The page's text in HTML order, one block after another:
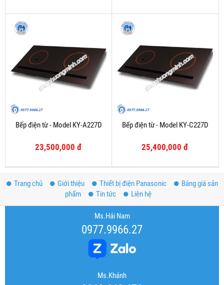
Bếp điện từ - Model KY-A227D
23,500,000 đ
Bếp điện từ - Model KY-C227D
25,400,000 đ
Trang chủ Giới thiệu Thiết bị điện Panasonic
Bảng giá sản
phẩm
Tin tức Liên hệ
Ms.Hải Nam
0977.9966.27
Ms.Khánh